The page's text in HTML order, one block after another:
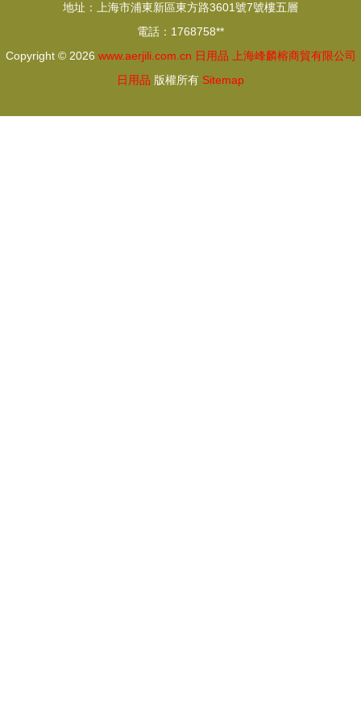
具開發詳解
地址：上海市浦東新區東方路3601號7號樓五層
電話：1768758**
Copyright © 2026 www.aerjili.com.cn 日用品
上海峰麟榕商貿有限公司
日用品 版權所有 Sitemap